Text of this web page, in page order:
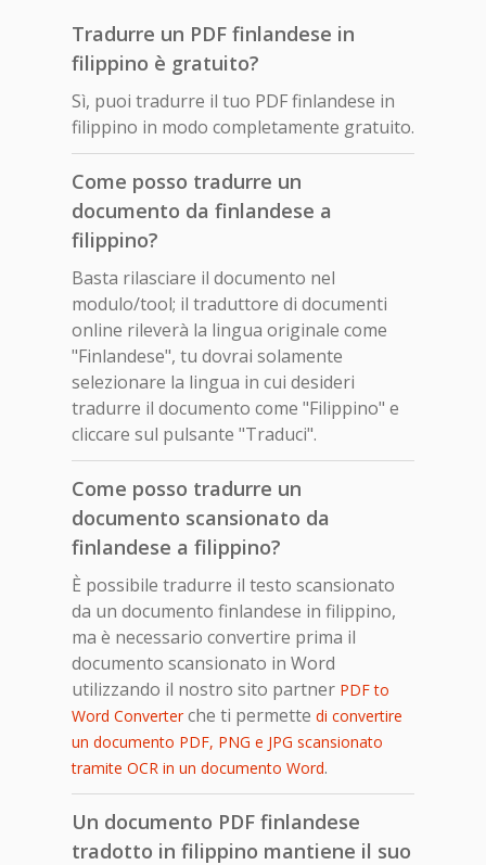
Tradurre un PDF finlandese in
filippino è gratuito?
Sì, puoi tradurre il tuo PDF finlandese in
filippino in modo completamente gratuito.
Come posso tradurre un
documento da finlandese a
filippino?
Basta rilasciare il documento nel
modulo/tool; il traduttore di documenti
online rileverà la lingua originale come
"Finlandese", tu dovrai solamente
selezionare la lingua in cui desideri
tradurre il documento come "Filippino" e
cliccare sul pulsante "Traduci".
Come posso tradurre un
documento scansionato da
finlandese a filippino?
È possibile tradurre il testo scansionato
da un documento finlandese in filippino,
ma è necessario convertire prima il
documento scansionato in Word
utilizzando il nostro sito partner PDF to
Word Converterche ti permette di convertire
un documento PDF, PNG e JPG scansionato
tramite OCR in un documento Word.
Un documento PDF finlandese
tradotto in filippino mantiene il suo